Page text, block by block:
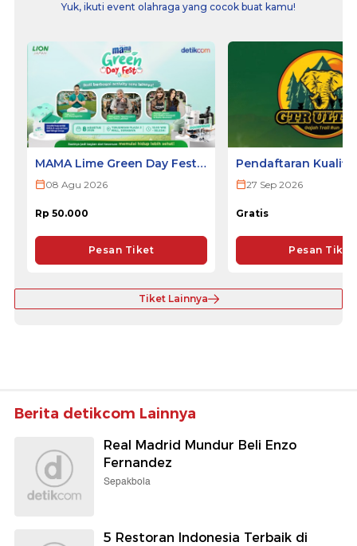
Yuk, ikuti event olahraga yang cocok buat kamu!
MAMA Lime Green Day Fest
2026 - SURABAYA
08 Agu 2026
Rp 50.000
Pesan Tiket
Pendaftaran
ULTRA 2026
27 Sep 2026
Gratis
Pesan Tiket
Tiket Lainnya
Berita detikcom Lainnya
Real Madrid Mundur Beli Enzo
Fernandez
Sepakbola
5 Restoran Indonesia Terbaik di